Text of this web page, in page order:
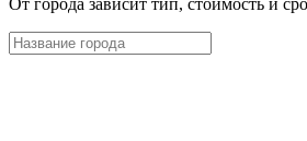
От города зависит тип, стоимость и